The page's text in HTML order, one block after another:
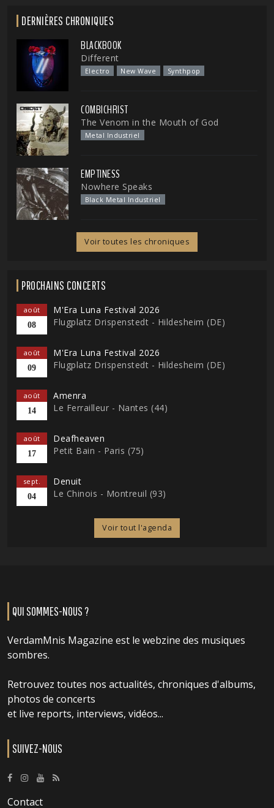
DERNIÈRES CHRONIQUES
BLACKBOOK
Different
Electro New Wave Synthpop
COMBICHRIST
The Venom in the Mouth of God
Metal Industriel
EMPTINESS
Nowhere Speaks
Black Metal Industriel
Voir toutes les chroniques
PROCHAINS CONCERTS
août
08
M'Era Luna Festival 2026
Flugplatz Drispenstedt - Hildesheim (DE)
août
09
M'Era Luna Festival 2026
Flugplatz Drispenstedt - Hildesheim (DE)
août
14
Amenra
Le Ferrailleur - Nantes (44)
août
17
Deafheaven
Petit Bain - Paris (75)
sept.
04
Denuit
Le Chinois - Montreuil (93)
Voir tout l'agenda
QUI SOMMES-NOUS ?
VerdamMnis Magazine est le webzine des musiques
sombres.
Retrouvez toutes nos actualités, chroniques d'albums,
photos de concerts
et live reports, interviews, vidéos...
SUIVEZ-NOUS
Contact